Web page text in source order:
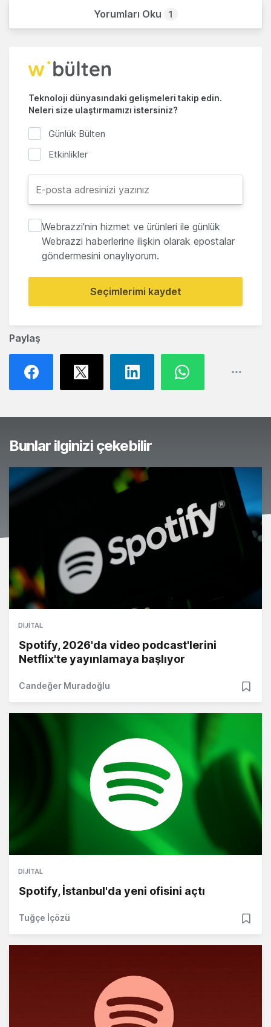
Paylaş
Yorumları Oku 1
Teknoloji dünyasındaki gelişmeleri takip edin.
Neleri size ulaştırmamızı istersiniz?
Günlük Bülten
Etkinlikler
Webrazzi'nin hizmet ve ürünleri ile günlük
Webrazzi haberlerine ilişkin olarak epostalar
göndermesini onaylıyorum.
Seçimlerimi kaydet
Bunlar ilginizi çekebilir
DIJITAL
Spotify, 2026'da video podcast'lerini
Netflix'te yayınlamaya başlıyor
Candeğer Muradoğlu
DIJITAL
Spotify, İstanbul'da yeni ofisini açtı
Tuğçe İçözü